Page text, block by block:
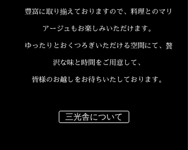
豊富に取り揃えておりますので、料理とのマリ
アージュもお楽しみいただけます。
ゆったりとおくつろぎいただける空間にて、贅
沢な味と時間をご用意して、
皆様のお越しをお待ちいたしております。
三光舎について